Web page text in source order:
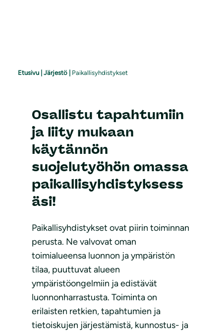
Etusivu Järjestö Paikallisyhdistykset
Osallistu tapahtumiin
ja liity mukaan
käytännön
suojelutyöhön omassa
paikallisyhdistyksess
äsi!
Paikallisyhdistykset ovat piirin toiminnan
perusta. Ne valvovat oman
toimialueensa luonnon ja ympäristön
tilaa, puuttuvat alueen
ympäristöongelmiin ja edistävät
luonnonharrastusta. Toiminta on
erilaisten retkien, tapahtumien ja
tietoiskujen järjestämistä, kunnostus- ja